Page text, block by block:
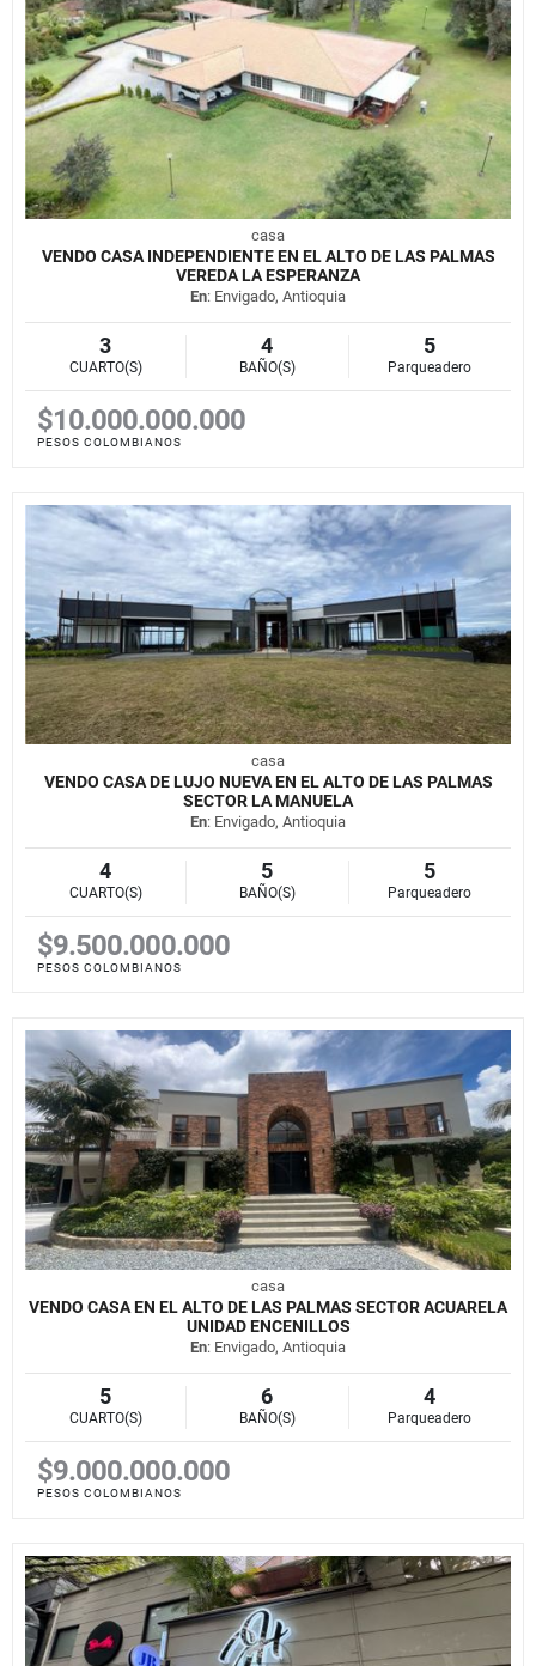
casa
VENDO CASA INDEPENDIENTE EN EL ALTO DE LAS PALMAS
VEREDA LA ESPERANZA
En: Envigado, Antioquia
3
CUARTO(S)
4
BAÑO(S)
5
Parqueadero
$10.000.000.000
PESOS COLOMBIANOS
casa
VENDO CASA DE LUJO NUEVA EN EL ALTO DE LAS PALMAS
SECTOR LA MANUELA
En: Envigado, Antioquia
4
CUARTO(S)
5
BAÑO(S)
5
Parqueadero
$9.500.000.000
PESOS COLOMBIANOS
casa
VENDO CASA EN EL ALTO DE LAS PALMAS SECTOR ACUARELA
UNIDAD ENCENILLOS
En: Envigado, Antioquia
5
CUARTO(S)
6
BAÑO(S)
4
Parqueadero
$9.000.000.000
PESOS COLOMBIANOS